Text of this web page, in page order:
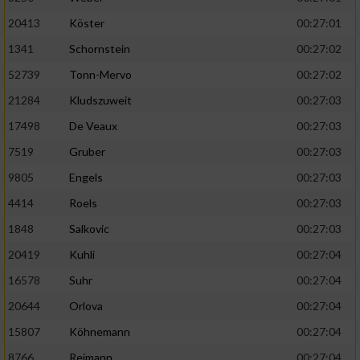
20413
Köster
00:27:01
1341
Schornstein
00:27:02
52739
Tonn-Mervo
00:27:02
21284
Kludszuweit
00:27:03
17498
De Veaux
00:27:03
7519
Gruber
00:27:03
9805
Engels
00:27:03
4414
Roels
00:27:03
1848
Salkovic
00:27:03
20419
Kuhli
00:27:04
16578
Suhr
00:27:04
20644
Orlova
00:27:04
15807
Köhnemann
00:27:04